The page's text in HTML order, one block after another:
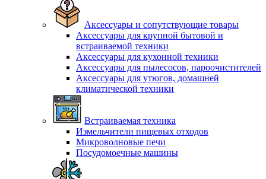
Аксессуары и сопутствующие товары
Аксессуары для крупной бытовой и
встраиваемой техники
Аксессуары для кухонной техники
Аксессуары для пылесосов, пароочистителей
Аксессуары для утюгов, домашней
климатической техники
Встраиваемая техника
Измельчители пищевых отходов
Микроволновые печи
Посудомоечные машины